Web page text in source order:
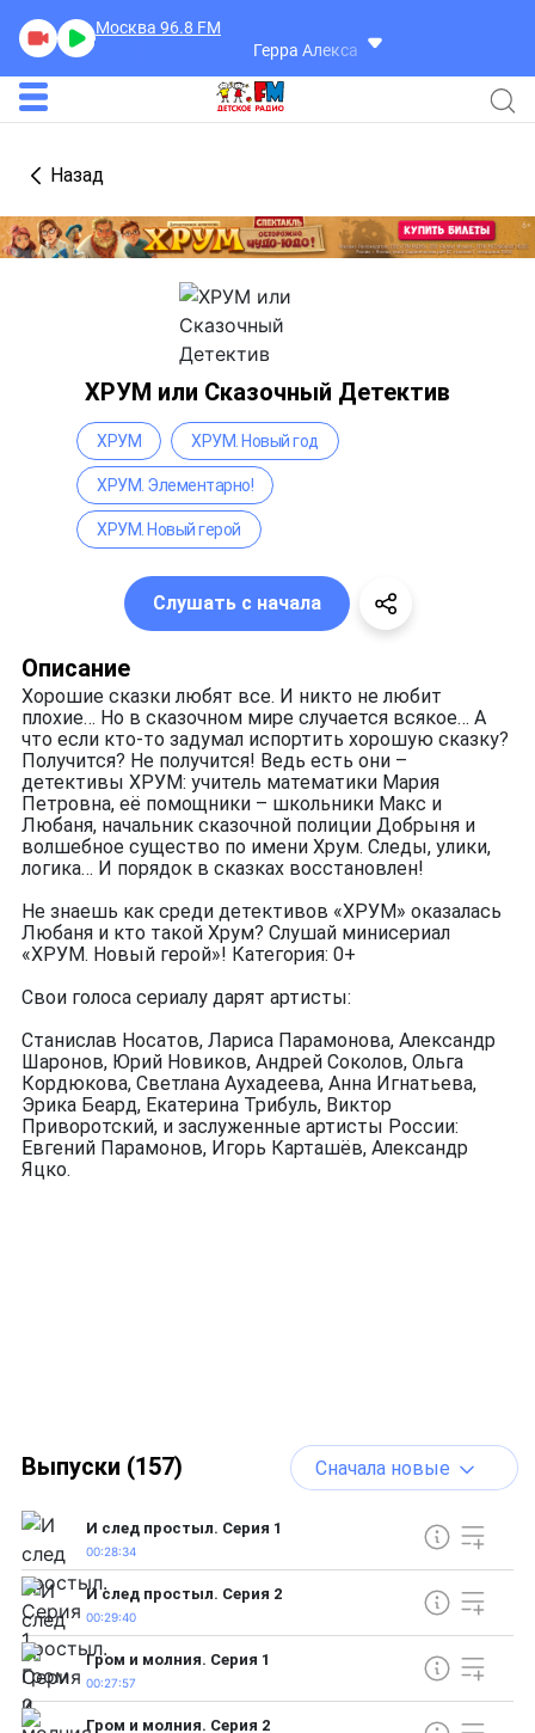
Москва 96.8 FM
Герра Александр
Разговоры
Назад
ХРУМ или Сказочный Детектив
Описание
Хорошие сказки любят все. И никто не любит
плохие… Но в сказочном мире случается всякое… А
что если кто-то задумал испортить хорошую сказку?
Получится? Не получится! Ведь есть они –
детективы ХРУМ: учитель математики Мария
Петровна, её помощники – школьники Макс и
Любаня, начальник сказочной полиции Добрыня и
волшебное существо по имени Хрум. Следы, улики,
логика… И порядок в сказках восстановлен!
Не знаешь как среди детективов «ХРУМ» оказалась
Любаня и кто такой Хрум? Слушай минисериал
«ХРУМ. Новый герой»! Категория: 0+
Свои голоса сериалу дарят артисты:
Станислав Носатов, Лариса Парамонова, Александр
Шаронов, Юрий Новиков, Андрей Соколов, Ольга
Кордюкова, Светлана Аухадеева, Анна Игнатьева,
Эрика Беард, Екатерина Трибуль, Виктор
Приворотский, и заслуженные артисты России:
Евгений Парамонов, Игорь Карташёв, Александр
Яцко.
ХРУМ ХРУМ. Новый год
ХРУМ. Элементарно!
ХРУМ. Новый герой
Слушать с начала
Выпуски (157) Сначала новые
И след простыл. Серия 1
00:28:34
И след простыл. Серия 2
00:29:40
Гром и молния. Серия 1
00:27:57
Гром и молния. Серия 2